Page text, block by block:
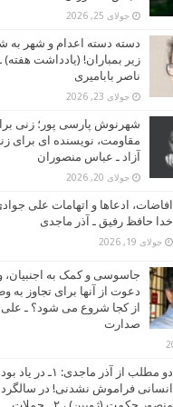
جولای 25, 2026
دسته دسته اعدام و شهر به
زیر بمباران! (یادداشت هفته)
ناصر بابامیری
جولای 23, 2026
شهرنوش پارسی پور؛ زنی
مقاومت، نویسنده ای برای
آزاد ـ عباس منصوران
جولای 20, 2026
افاضات، ادعاها و اتهامات علی
خدا حافظ رفیق ـ آذر ماجدی
جولای 19, 2026
جاسوسی و کمک به اجنبیان،
دعوت از آنها برای تجاوز به
از کجا شروع می شود؟ ـ علی
صدارت
دو مطلب از آذر ماجدی: ۱ـ در یاد بود
انسانی فراموش نشدنی! در سالگرد